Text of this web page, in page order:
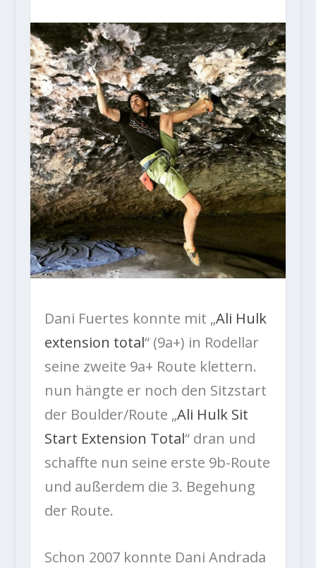
Dani Fuertes konnte mit „Ali Hulk
extension total“ (9a+) in Rodellar
seine zweite 9a+ Route klettern.
nun hängte er noch den Sitzstart
der Boulder/Route „Ali Hulk Sit
Start Extension Total“ dran und
schaffte nun seine erste 9b-Route
und außerdem die 3. Begehung
der Route.
Schon 2007 konnte Dani Andrada